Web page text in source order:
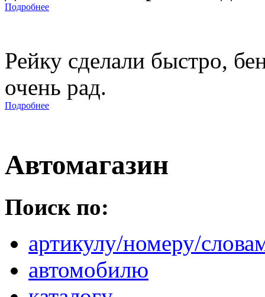
Подробнее
Рейку сделали быстро,
очень рад.
Подробнее
Автомагазин
Поиск по:
артикулу/номеру/
автомобилю